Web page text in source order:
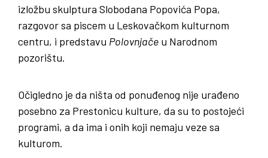
izložbu skulptura Slobodana Popovića Popa,
razgovor sa piscem u Leskovačkom kulturnom
centru, i predstavu Polovnjače u Narodnom
pozorištu.
Očigledno je da ništa od ponuđenog nije urađeno
posebno za Prestonicu kulture, da su to postojeći
programi, a da ima i onih koji nemaju veze sa
kulturom.